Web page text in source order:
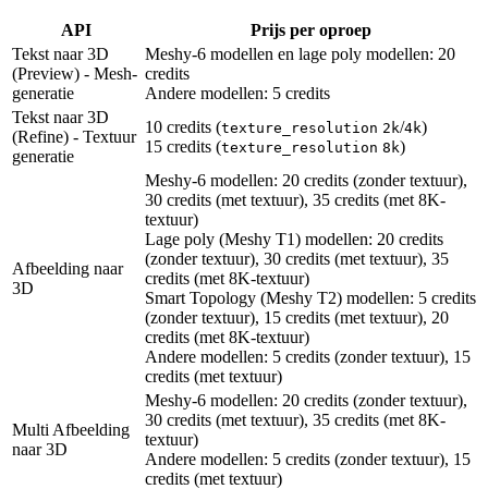
API
Prijs per oproep
Tekst naar 3D
(Preview) - Mesh-
generatie
Meshy-6 modellen en lage poly modellen: 20
credits
Andere modellen: 5 credits
Tekst naar 3D
(Refine) - Textuur
generatie
10 credits (texture_resolution 2k/4k)
15 credits (texture_resolution 8k)
Afbeelding naar
3D
Meshy-6 modellen: 20 credits (zonder textuur),
30 credits (met textuur), 35 credits (met 8K-
textuur)
Lage poly (Meshy T1) modellen: 20 credits
(zonder textuur), 30 credits (met textuur), 35
credits (met 8K-textuur)
Smart Topology (Meshy T2) modellen: 5 credits
(zonder textuur), 15 credits (met textuur), 20
credits (met 8K-textuur)
Andere modellen: 5 credits (zonder textuur), 15
credits (met textuur)
Multi Afbeelding
naar 3D
Meshy-6 modellen: 20 credits (zonder textuur),
30 credits (met textuur), 35 credits (met 8K-
textuur)
Andere modellen: 5 credits (zonder textuur), 15
credits (met textuur)